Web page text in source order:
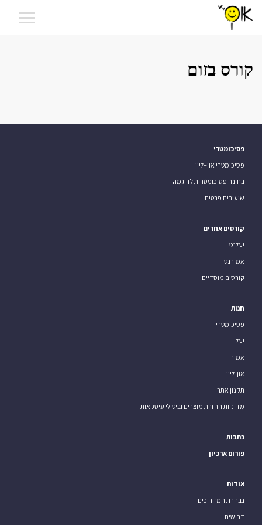
קורס בזום
פסיכומטרי
פסיכומטרי און–ליין
בחינה פסיכומטרית לדוגמה
שיעורים פרטים
קורסים אחרים
יעלנט
אמירנט
קורסים מוסדיים
חנות
פסיכומטרי
יעל
אמיר
און-ליין
תקנון אתר
מדיניות החזרת מוצרים וביטולי עיסקאות
כתבות
פורום ארכיון
אודות
נבחרת המדריכים
דרושים